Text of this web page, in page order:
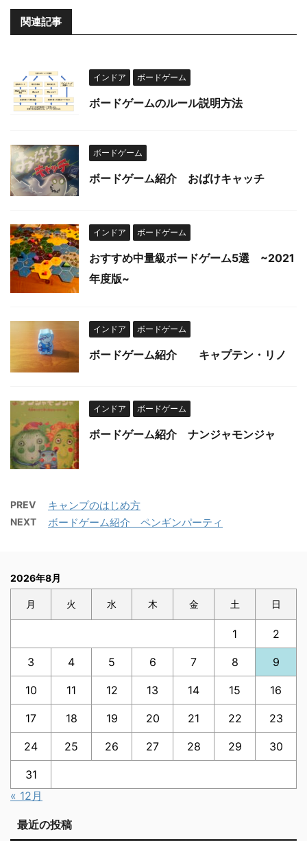
関連記事
インドア ボードゲーム
ボードゲームのルール説明方法
ボードゲーム
ボードゲーム紹介 おばけキャッチ
インドア ボードゲーム
おすすめ中量級ボードゲーム5選 ~2021
年度版~
インドア ボードゲーム
ボードゲーム紹介 キャプテン・リノ
インドア ボードゲーム
ボードゲーム紹介 ナンジャモンジャ
PREV キャンプのはじめ方
NEXT ボードゲーム紹介 ペンギンパーティ
2026年8月
月 火 水 木 金 土 日
1 2
3 4 5 6 7 8 9
10 11 12 13 14 15 16
17 18 19 20 21 22 23
24 25 26 27 28 29 30
31
« 12月
最近の投稿